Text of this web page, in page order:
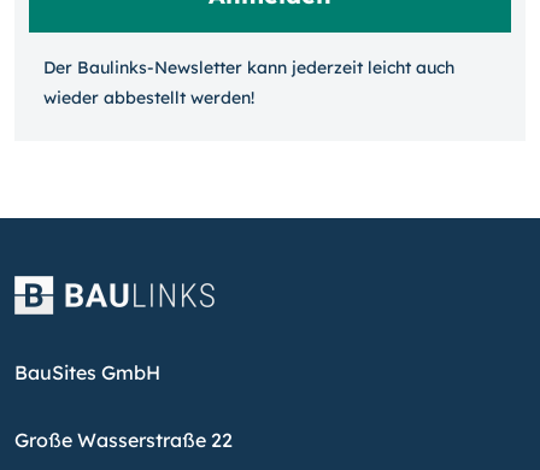
Der Baulinks-Newsletter kann jeder­zeit leicht auch
wieder ab­bestellt werden!
BauSites GmbH
Große Wasserstraße 22